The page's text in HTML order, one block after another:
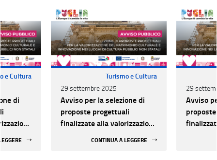
e Cultura
di
Turismo e Cultura
29 settembre 2025
Avviso per la selezione di
proposte progettuali
finalizzate alla valorizzazione
CONTINUA A LEGGERE
29
Avviso